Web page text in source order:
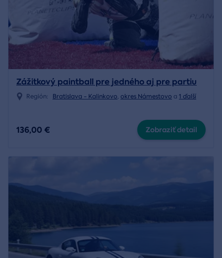
Zážitkový paintball pre jedného aj pre partiu
Región: Bratislava - Kalinkovo, okres Námestovo a 1 ďalší
136,00 € Zobraziť detail